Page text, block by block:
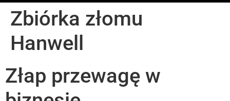
Zbiórka złomu
Hanwell
Złap przewagę w